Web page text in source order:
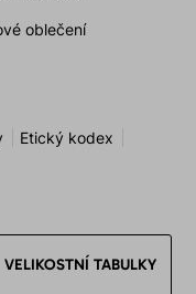
oblečení
Etický kodex
VELIKOSTNÍ TABULKY